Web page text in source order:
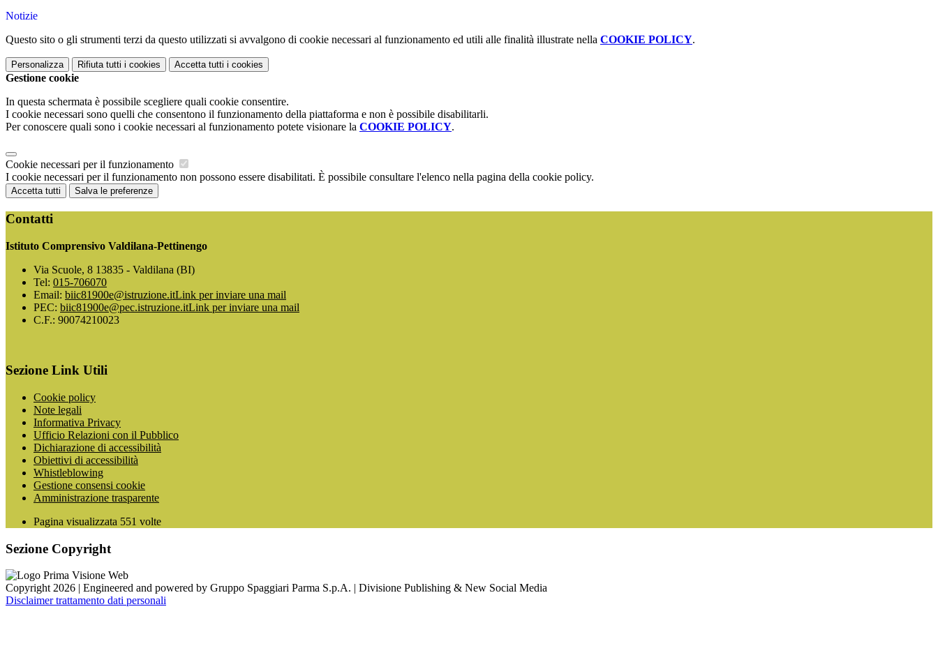
Notizie
Questo sito o gli strumenti terzi da questo utilizzati si avvalgono di cookie necessari al funzionamento ed utili alle finalità illustrate nella COOKIE POLICY.
Personalizza Rifiuta tutti i cookies Accetta tutti i cookies
Gestione cookie
In questa schermata è possibile scegliere quali cookie consentire.
I cookie necessari sono quelli che consentono il funzionamento della piattaforma e non è possibile disabilitarli.
Per conoscere quali sono i cookie necessari al funzionamento potete visionare la COOKIE POLICY.
Cookie necessari per il funzionamento
I cookie necessari per il funzionamento non possono essere disabilitati. È possibile consultare l'elenco nella pagina della cookie policy.
Accetta tutti Salva le preferenze
Contatti
Istituto Comprensivo Valdilana-Pettinengo
Via Scuole, 8 13835 - Valdilana (BI)
Tel: 015-706070
Email: biic81900e@istruzione.itLink per inviare una mail
PEC: biic81900e@pec.istruzione.itLink per inviare una mail
C.F.: 90074210023
Sezione Link Utili
Cookie policy
Note legali
Informativa Privacy
Ufficio Relazioni con il Pubblico
Dichiarazione di accessibilità
Obiettivi di accessibilità
Whistleblowing
Gestione consensi cookie
Amministrazione trasparente
Pagina visualizzata 551 volte
Sezione Copyright
Copyright 2026 | Engineered and powered by Gruppo Spaggiari Parma S.p.A. | Divisione Publishing & New Social Media
Disclaimer trattamento dati personali